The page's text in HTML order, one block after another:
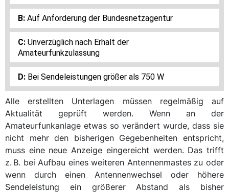
Auf Anforderung der Bundesnetzagentur
Unverzüglich nach Erhalt der
Amateurfunkzulassung
Bei Sendeleistungen größer als 750 W
Alle erstellten Unterlagen müssen regelmäßig auf
Aktualität geprüft werden. Wenn an der
Amateurfunkanlage etwas so verändert wurde, dass sie
nicht mehr den bisherigen Gegebenheiten entspricht,
muss eine neue Anzeige eingereicht werden. Das trifft
z. B. bei Aufbau eines weiteren Antennenmastes zu oder
wenn durch einen Antennenwechsel oder höhere
Sendeleistung ein größerer Abstand als bisher